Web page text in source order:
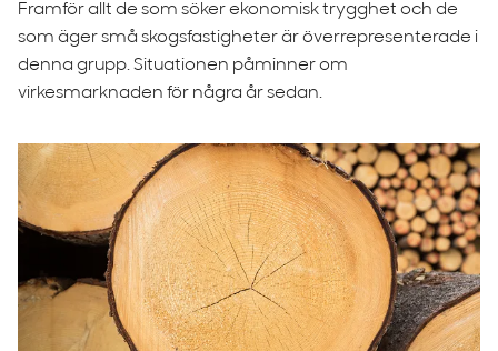
Framför allt de som söker ekonomisk trygghet och de
som äger små skogsfastigheter är överrepresenterade i
denna grupp. Situationen påminner om
virkesmarknaden för några år sedan.